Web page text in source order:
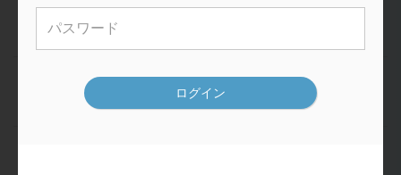
2024.06.06
学術論文サマリーページを公開しました。
2024.06.06
合併症対策特別サイトを公開しました。